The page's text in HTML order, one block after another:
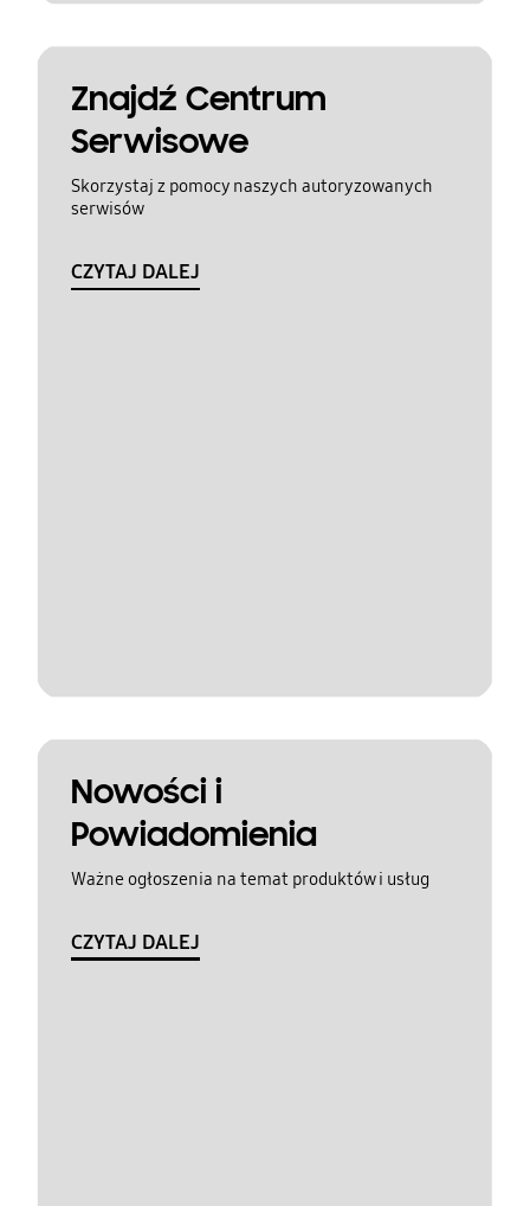
Znajdź Centrum
Serwisowe
Skorzystaj z pomocy naszych autoryzowanych
serwisów
CZYTAJ DALEJ
Nowości i
Powiadomienia
Ważne ogłoszenia na temat produktów i usług
CZYTAJ DALEJ